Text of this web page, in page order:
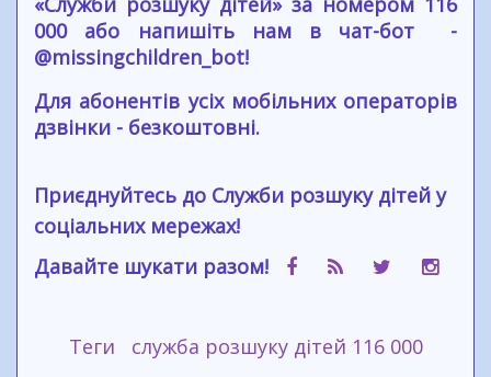
000 або напишіть нам в чат-бот -
@missingchildren_bot!
Для абонентів усіх мобільних операторів
дзвінки - безкоштовні.
Приєднуйтесь до Служби розшуку дітей у
соціальних мережах!
Давайте шукати разом!
Теги служба розшуку дітей 116 000